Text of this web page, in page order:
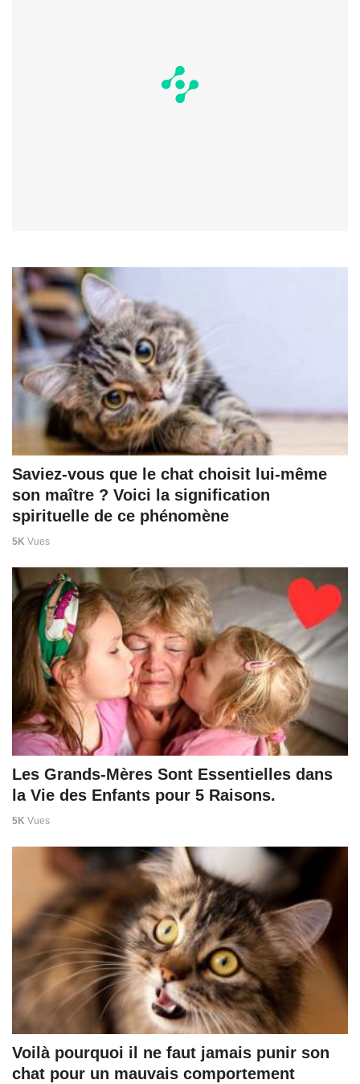
Saviez-vous que le chat choisit lui-même
son maître ? Voici la signification
spirituelle de ce phénomène
5K Vues
Les Grands-Mères Sont Essentielles dans
la Vie des Enfants pour 5 Raisons.
5K Vues
Voilà pourquoi il ne faut jamais punir son
chat pour un mauvais comportement